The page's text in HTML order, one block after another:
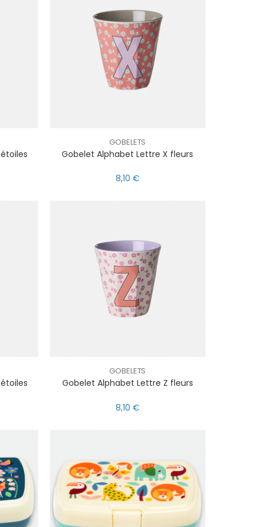
GOBELETS
Gobelet Alphabet Lettre X fleurs
8,10 €
GOBELETS
Gobelet Alphabet Lettre Z fleurs
8,10 €